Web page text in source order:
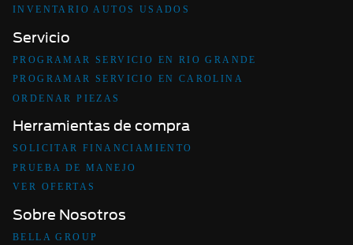
INVENTARIO AUTOS USADOS
Servicio
PROGRAMAR SERVICIO EN RIO GRANDE
PROGRAMAR SERVICIO EN CAROLINA
ORDENAR PIEZAS
Herramientas de compra
SOLICITAR FINANCIAMIENTO
PRUEBA DE MANEJO
VER OFERTAS
Sobre Nosotros
BELLA GROUP